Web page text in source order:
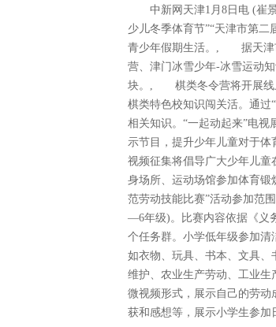
中新网天津1月8日电 (崔景
少儿冬季体育节”“天津市第
青少年假期生活。, 据天津
营、津门冰雪少年-冰雪运动
块。, 棋类冬令营将开展线上
棋类特色校知识闯关活。通过
相关知识。“一起动起来”电
示节目，提升少年儿童对于
视频征集将倡导广大少年儿
身场所、运动场馆参加体育
范劳动技能比赛”活动参加范
—6年级)。比赛内容依据《义
个任务群。小学低年级参加清
如衣物、玩具、书本、文具
维护、农业生产劳动、工业
微视频形式，展示自己的劳
获和感想等，展示小学生参